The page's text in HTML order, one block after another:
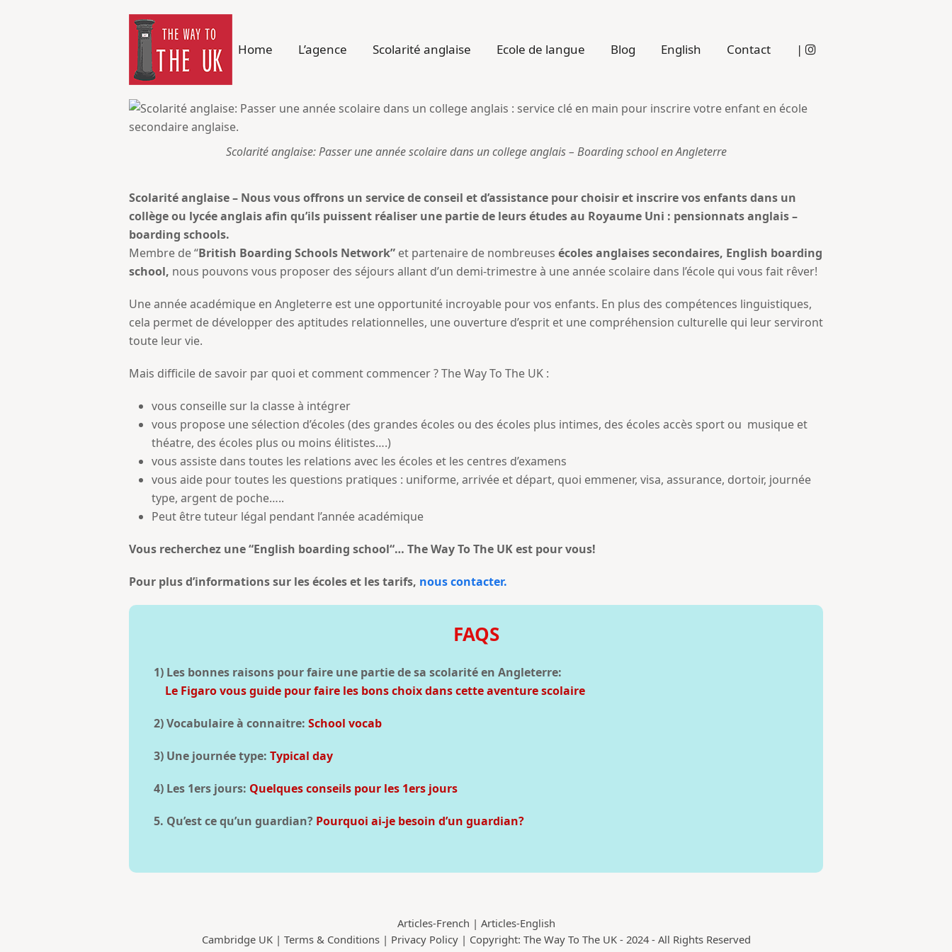
Home L’agence Scolarité anglaise Ecole de langue Blog English Contact |
Scolarité anglaise: Passer une année scolaire dans un college anglais – Boarding school en Angleterre
Scolarité anglaise – Nous vous offrons un service de conseil et d’assistance pour choisir et inscrire vos enfants dans un
collège ou lycée anglais afin qu’ils puissent réaliser une partie de leurs études au Royaume Uni : pensionnats anglais –
boarding schools.
Membre de “British Boarding Schools Network” et partenaire de nombreuses écoles anglaises secondaires, English boarding
school, nous pouvons vous proposer des séjours allant d’un demi-trimestre à une année scolaire dans l’école qui vous fait rêver!
Une année académique en Angleterre est une opportunité incroyable pour vos enfants. En plus des compétences linguistiques,
cela permet de développer des aptitudes relationnelles, une ouverture d’esprit et une compréhension culturelle qui leur serviront
toute leur vie.
Mais difficile de savoir par quoi et comment commencer ? The Way To The UK :
vous conseille sur la classe à intégrer
vous propose une sélection d’écoles (des grandes écoles ou des écoles plus intimes, des écoles accès sport ou musique et
théatre, des écoles plus ou moins élitistes….)
vous assiste dans toutes les relations avec les écoles et les centres d’examens
vous aide pour toutes les questions pratiques : uniforme, arrivée et départ, quoi emmener, visa, assurance, dortoir, journée
type, argent de poche…..
Peut être tuteur légal pendant l’année académique
Vous recherchez une “English boarding school“… The Way To The UK est pour vous!
Pour plus d’informations sur les écoles et les tarifs, nous contacter.
FAQS
1) Les bonnes raisons pour faire une partie de sa scolarité en Angleterre:
Le Figaro vous guide pour faire les bons choix dans cette aventure scolaire
2) Vocabulaire à connaitre: School vocab
3) Une journée type: Typical day
4) Les 1ers jours: Quelques conseils pour les 1ers jours
5. Qu’est ce qu’un guardian? Pourquoi ai-je besoin d’un guardian?
Articles-French | Articles-English
Cambridge UK | Terms & Conditions| Privacy Policy| Copyright: The Way To The UK - 2024 - All Rights Reserved